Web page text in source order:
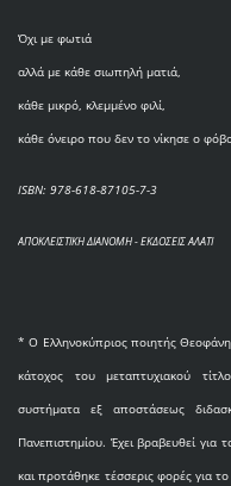
Όχι με φωτιά
αλλά με κάθε σιωπηλή ματιά,
κάθε μικρό, κλεμμένο φιλί,
κάθε όνειρο που δεν το νίκησε ο
ISBN: 978-618-87105-7-3
ΑΠΟΚΛΕΙΣΤΙΚΗ ΔΙΑΝΟΜΗ - ΕΚΔΟΣΕΙΣ ΑΛΑΤΙ
* O Eλληνοκύπριος ποιητής
κάτοχος του μεταπτυχιακού
συστήματα εξ αποστάσεως
Πανεπιστημίου. Έχει βραβευθεί για
και προτάθηκε τέσσερις φορές για